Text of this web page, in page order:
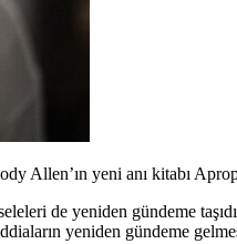
Allen’ın yeni anı kitabı
de yeniden gündeme
yeniden gündeme